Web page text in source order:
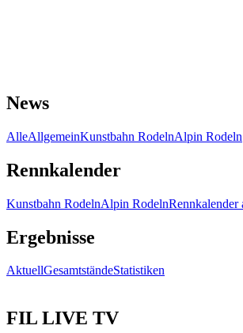
News
AlleAllgemeinKunstbahn RodelnAlpin Rodeln
Rennkalender
Kunstbahn RodelnAlpin RodelnRennkalender
Ergebnisse
AktuellGesamtständeStatistiken
FIL LIVE TV